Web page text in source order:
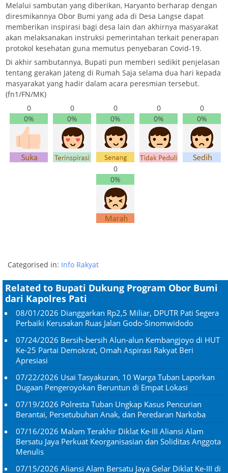
Melalui sambutan yang diberikan, Haryanto berharap dengan
diresmikannya Obor Bumi yang ada di Desa Langse dapat
memberikan inspirasi bagi desa lain dan akhirnya masyarakat
akan melaksanakan instruksi pemerintahan terkait penerapan
protokol kesehatan guna memutus penyebaran Covid-19.
Di akhir sambutannya, Bupati pun memberi sedikit penjelasan
tentang gerakan Jateng di Rumah Saja selama dua hari kepada
masyarakat yang hadir dalam acara peresmian tersebut.
(fn1/FN/MK)
0
0%
0
0%
0
0%
0
0%
0
0%
0
0%
Categorised in: Info Rakyat
Related to Bupati Dukung Program Obor Bumi
dari Kapolres Pati
08/01/2026 Dianggarkan Rp2,5 Miliar, DPUTR Pati Segera
Perbaiki Kerusakan Ruas Jalan Godo-Sinomwidodo
07/24/2026 Bersih-bersih Alun-alun Kembangjoyo di HUT
Ke-25 Partai Demokrat, Omah Aspirasi Rakyat Beri
Apresiasi
07/22/2026 Usai Tasyakuran, 10 Warga Tuban Laporkan
Dugaan Pengeroyokan Beruntun di Empat Lokasi
07/19/2026 Polresta Tuban Ungkap Kasus Pencurian
Berantai, Persetubuhan Anak, dan Peredaran Narkoba
07/16/2026 Malam Terakhir Diklat Ke-III Aliansi Alam
Bersatu Jaya Perkuat Keorganisasian dan Soliditas Anggota
Menulis
07/15/2026 Aliansi Alam Bersatu Jaya Gelar Diklat Ke-III di